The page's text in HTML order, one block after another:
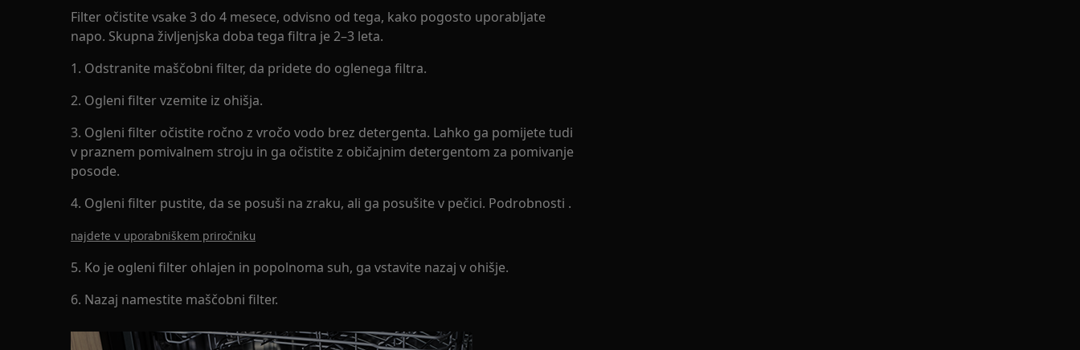
Filter očistite vsake 3 do 4 mesece, odvisno od tega, kako pogosto uporabljate
napo. Skupna življenjska doba tega filtra je 2–3 leta.
1. Odstranite maščobni filter, da pridete do oglenega filtra.
2. Ogleni filter vzemite iz ohišja.
3. Ogleni filter očistite ročno z vročo vodo brez detergenta. Lahko ga pomijete tudi
v praznem pomivalnem stroju in ga očistite z običajnim detergentom za pomivanje
posode.
4. Ogleni filter pustite, da se posuši na zraku, ali ga posušite v pečici. Podrobnosti .
najdete v uporabniškem priročniku
5. Ko je ogleni filter ohlajen in popolnoma suh, ga vstavite nazaj v ohišje.
6. Nazaj namestite maščobni filter.